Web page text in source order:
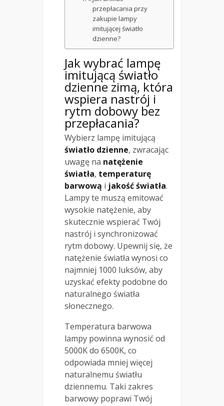
przepłacania przy
zakupie lampy
imitującej światło
dzienne?
Jak wybrać lampę
imitującą światło
dzienne zimą, która
wspiera nastrój i
rytm dobowy bez
przepłacania?
Wybierz lampę imitującą
światło dzienne, zwracając
uwagę na natężenie
światła, temperaturę
barwową i jakość światła.
Lampy te muszą emitować
wysokie natężenie, aby
skutecznie wspierać Twój
nastrój i synchronizować
rytm dobowy. Upewnij się, że
natężenie światła wynosi co
najmniej 1000 luksów, aby
uzyskać efekty podobne do
naturalnego światła
słonecznego.
Temperatura barwowa
lampy powinna wynosić od
5000K do 6500K, co
odpowiada mniej więcej
naturalnemu światłu
dziennemu. Taki zakres
barwowy poprawi Twój